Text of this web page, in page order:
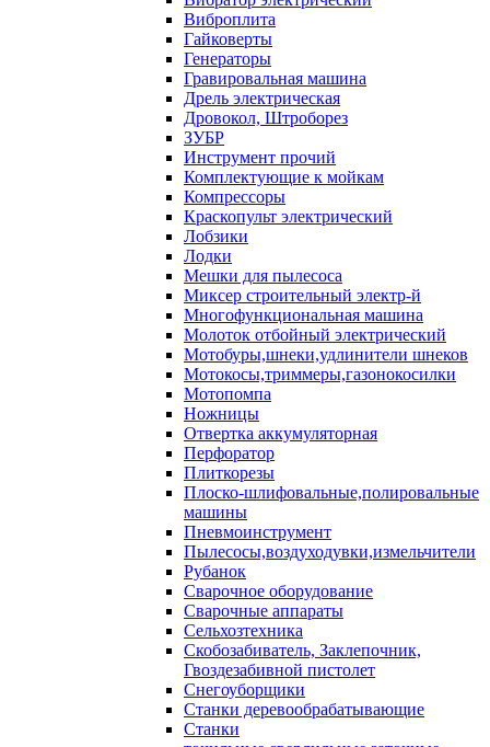
Виброплита
Гайковерты
Генераторы
Гравировальная машина
Дрель электрическая
Дровокол, Штроборез
ЗУБР
Инструмент прочий
Комплектующие к мойкам
Компрессоры
Краскопульт электрический
Лобзики
Лодки
Мешки для пылесоса
Миксер строительный электр-й
Многофункциональная машина
Молоток отбойный электрический
Мотобуры,шнеки,удлинители шнеков
Мотокосы,триммеры,газонокосилки
Мотопомпа
Ножницы
Отвертка аккумуляторная
Перфоратор
Плиткорезы
Плоско-шлифовальные,полировальные
машины
Пневмоинструмент
Пылесосы,воздуходувки,измельчители
Рубанок
Сварочное оборудование
Сварочные аппараты
Сельхозтехника
Скобозабиватель, Заклепочник,
Гвоздезабивной пистолет
Снегоуборщики
Станки деревообрабатывающие
Станки